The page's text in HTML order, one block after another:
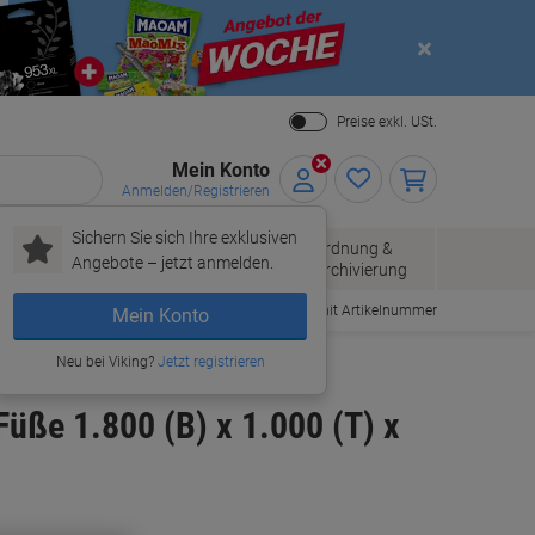
Close
Preise exkl. USt.
Mein Konto
Anmelden/Registrieren
Sichern Sie sich Ihre exklusiven
Angebote – jetzt anmelden.
Mein Konto
Neu bei Viking?Jetzt registrieren
Papier, Versand
& Pakete
Bürobedarf
Ordnung &
Archivierung
Bestellen mit Artikelnummer
1.800 (B) x 1.000 (T) x